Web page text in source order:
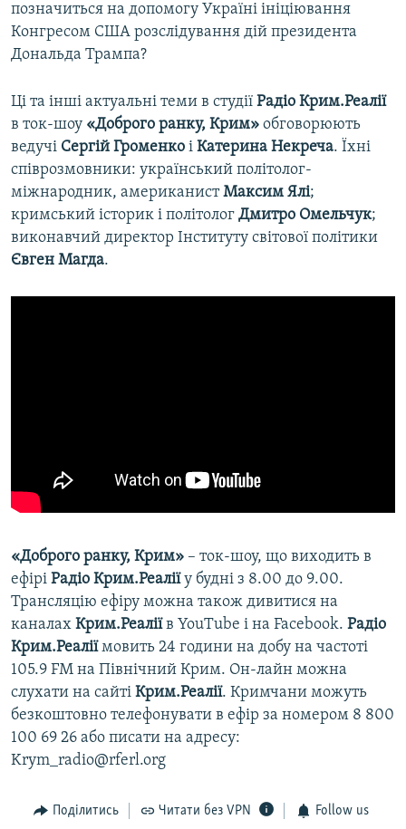
позначиться на допомогу Україні ініціювання
Конгресом США розслідування дій президента
Дональда Трампа?
Ці та інші актуальні теми в студії Радіо Крим.Реалії
в ток-шоу «Доброго ранку, Крим» обговорюють
ведучі Сергій Громенко і Катерина Некреча. Їхні
співрозмовники: український політолог-
міжнародник, американистМаксим Ялі;
кримський історик і політолог Дмитро Омельчук;
виконавчий директор Інституту світової політики
Євген Магда.
«Доброго ранку, Крим» – ток-шоу, що виходить в
ефірі Радіо Крим.Реаліїу будні з 8.00 до 9.00.
Трансляцію ефіру можна також дивитися на
каналах Крим.Реаліїв YouTube і на Facebook. Радіо
Крим.Реаліїмовить 24 години на добу на частоті
105.9 FM на Північний Крим. Он-лайн можна
слухати на сайті Крим.Реалії. Кримчани можуть
безкоштовно телефонувати в ефір за номером 8 800
100 69 26 або писати на адресу:
Krym_radio@rferl.org
Поділитись Читати без VPN Follow us